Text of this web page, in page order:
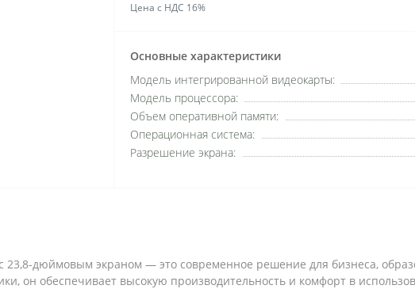
Цена с НДС 16%
Основные характеристики
Модель интегрированной видеокарты:
Модель процессора:
Объем оперативной памяти:
Операционная система:
Разрешение экрана:
23,8-дюймовым экраном — это современное решение для бизнеса,
он обеспечивает высокую производительность и комфорт в